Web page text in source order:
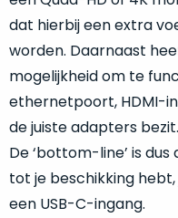
dat hierbij een extra
worden. Daarnaast
mogelijkheid om te
ethernetpoort, HDMI-
de juiste adapters bezit.
De ‘bottom-line’ is
tot je beschikking
een USB-C-ingang.
return’.
Kort
uitgepakt
en
binnen
de
retourperiode
teruggestuurd.
Dus
niks
Dit
model
biedt
het
beste
‘all-
round’
pakket
binnen